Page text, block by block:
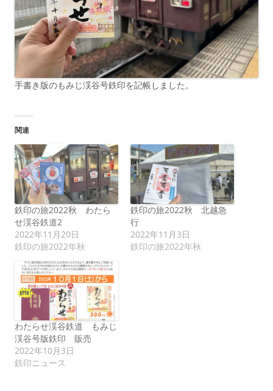
手書き版のもみじ渓谷号鉄印を記帳しました。
関連
鉄印の旅2022秋 わたら
せ渓谷鉄道2
2022年11月20日
鉄印の旅2022年秋
鉄印の旅2022秋 北越急
行
2022年11月3日
鉄印の旅2022年秋
わたらせ渓谷鉄道 もみじ
渓谷号版鉄印 販売
2022年10月3日
鉄印ニュース